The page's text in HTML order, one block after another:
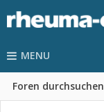
MENU
Foren durchsuchen